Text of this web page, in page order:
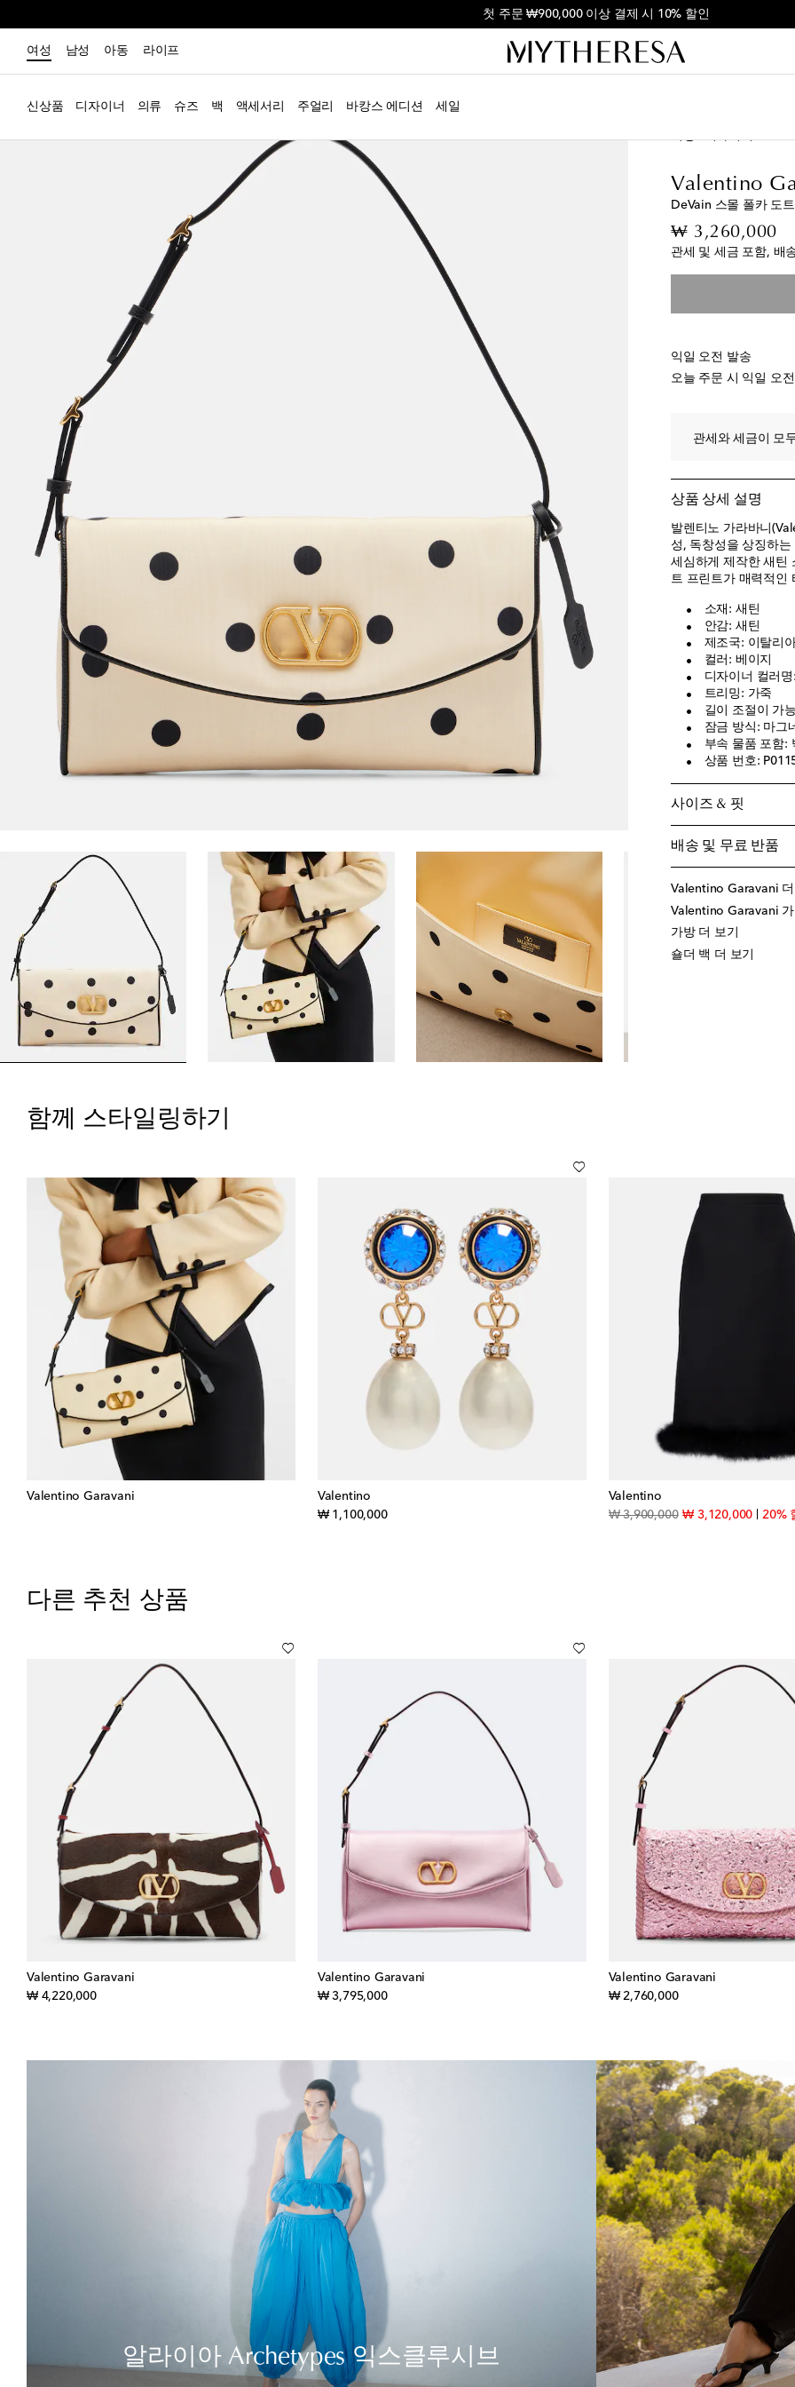
첫 주문 ₩900,000 이상 결제 시 10% 할인
여성 남성 아동 라이프
신상품 디자이너 의류 슈즈 백 액세서리 주얼리 바캉스 에디션 세일
Valentino
DeVain 스몰 폴카 도
₩ 3,260,000
관세 및 세금 포함, 배
익일 오전 발송
오늘 주문 시 익일 오
관세와 세금이 모
상품 상세 설명
발렌티노 가라바니
성, 독창성을 상징하
세심하게 제작한 새틴
트 프린트가 매력적인
소재: 새틴
안감: 새틴
제조국: 이탈리
컬러: 베이지
디자이너 컬러
트리밍: 가죽
길이 조절이 가
잠금 방식: 마그
부속 물품 포함:
상품 번호:
사이즈 & 핏
배송 및 무료 반품
Valentino Garavani 더
Valentino Garavani 가
가방 더 보기
숄더 백 더 보기
함께 스타일링하기
Valentino Garavani
Valentino
₩ 1,100,000original price
Valentino
₩ 3,900,000original price
₩ 3,120,000 20%
다른 추천 상품
Valentino Garavani
₩ 4,220,000original price
Valentino Garavani
₩ 3,795,000original price
Valentino Garavani
₩ 2,760,000original price
알라이아 Archetypes 익스클루시브